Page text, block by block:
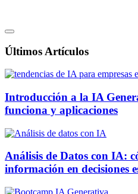
Últimos Artículos
Introducción a la IA
funciona y aplicaciones
Análisis de Datos con IA:
información en decisiones